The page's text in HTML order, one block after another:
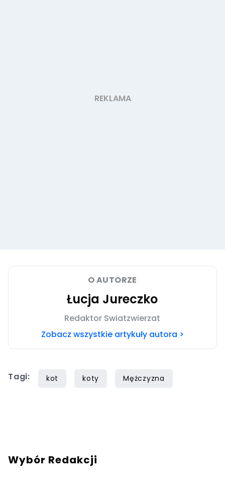
O AUTORZE
Łucja Jureczko
Redaktor Swiatzwierzat
Zobacz wszystkie artykuły autora >
Tagi: kot koty Mężczyzna
Wybór Redakcji